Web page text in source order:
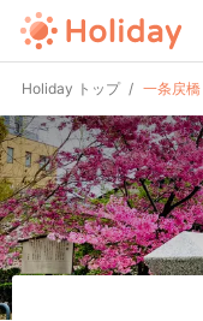
Holiday トップ 一条戻橋